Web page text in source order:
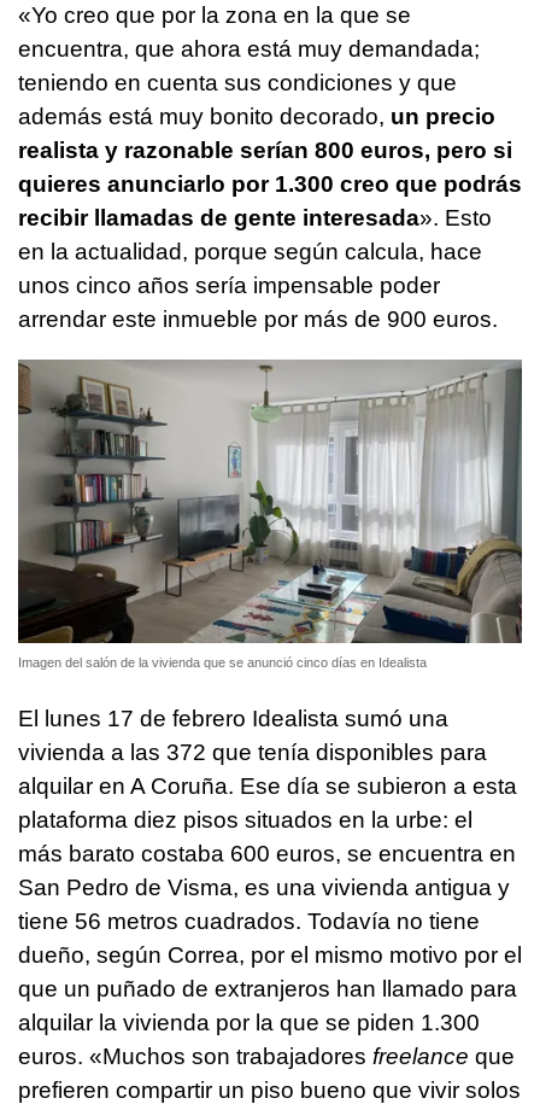
«Yo creo que por la zona en la que se
encuentra, que ahora está muy demandada;
teniendo en cuenta sus condiciones y que
además está muy bonito decorado, un precio
realista y razonable serían 800 euros, pero si
quieres anunciarlo por 1.300 creo que podrás
recibir llamadas de gente interesada». Esto
en la actualidad, porque según calcula, hace
unos cinco años sería impensable poder
arrendar este inmueble por más de 900 euros.
Imagen del salón de la vivienda que se anunció cinco días en Idealista
El lunes 17 de febrero Idealista sumó una
vivienda a las 372 que tenía disponibles para
alquilar en A Coruña. Ese día se subieron a esta
plataforma diez pisos situados en la urbe: el
más barato costaba 600 euros, se encuentra en
San Pedro de Visma, es una vivienda antigua y
tiene 56 metros cuadrados. Todavía no tiene
dueño, según Correa, por el mismo motivo por el
que un puñado de extranjeros han llamado para
alquilar la vivienda por la que se piden 1.300
euros. «Muchos son trabajadores freelance que
prefieren compartir un piso bueno que vivir solos